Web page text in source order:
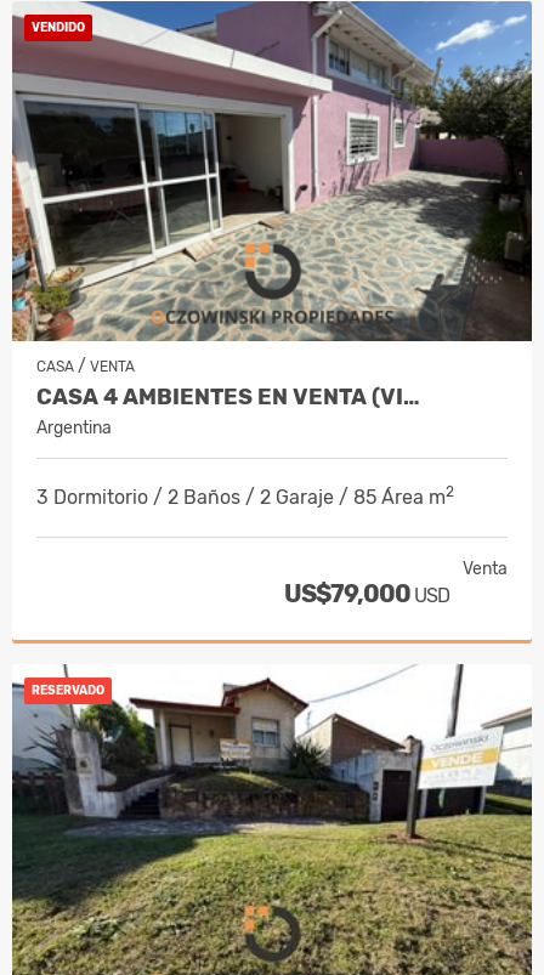
VENDIDO
CASA / VENTA
CASA 4 AMBIENTES EN VENTA (VI…
Argentina
3 Dormitorio / 2 Baños / 2 Garaje / 85 Área m2
Venta
US$79,000 USD
RESERVADO